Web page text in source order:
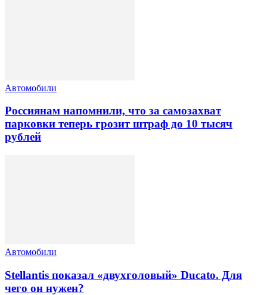
Автомобили
Россиянам напомнили, что за самозахват
парковки теперь грозит штраф до 10 тысяч
рублей
Автомобили
Stellantis показал «двухголовый» Ducato. Для
чего он нужен?